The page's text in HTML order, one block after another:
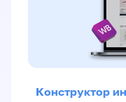
Конструктор